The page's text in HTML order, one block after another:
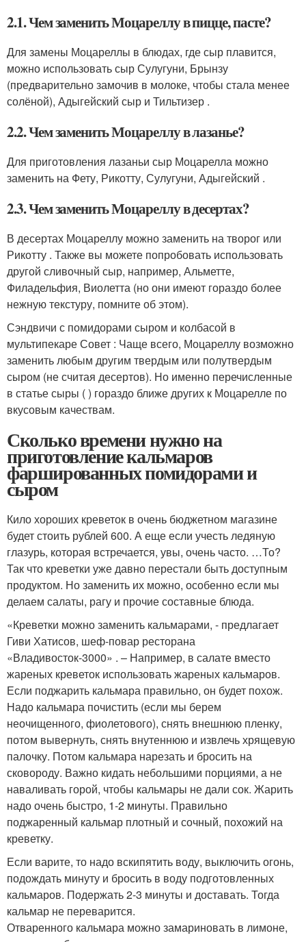
2.1. Чем заменить Моцареллу в пицце, пасте?
Для замены Моцареллы в блюдах, где сыр плавится,
можно использовать сыр Сулугуни, Брынзу
(предварительно замочив в молоке, чтобы стала менее
солёной), Адыгейский сыр и Тильтизер .
2.2. Чем заменить Моцареллу в лазанье?
Для приготовления лазаньи сыр Моцарелла можно
заменить на Фету, Рикотту, Сулугуни, Адыгейский .
2.3. Чем заменить Моцареллу в десертах?
В десертах Моцареллу можно заменить на творог или
Рикотту . Также вы можете попробовать использовать
другой сливочный сыр, например, Альметте,
Филадельфия, Виолетта (но они имеют гораздо более
нежную текстуру, помните об этом).
Сэндвичи с помидорами сыром и колбасой в
мультипекаре Совет : Чаще всего, Моцареллу возможно
заменить любым другим твердым или полутвердым
сыром (не считая десертов). Но именно перечисленные
в статье сыры ( ) гораздо ближе других к Моцарелле по
вкусовым качествам.
Сколько времени нужно на
приготовление кальмаров
фаршированных помидорами и
сыром
Кило хороших креветок в очень бюджетном магазине
будет стоить рублей 600. А еще если учесть ледяную
глазурь, которая встречается, увы, очень часто. …То?
Так что креветки уже давно перестали быть доступным
продуктом. Но заменить их можно, особенно если мы
делаем салаты, рагу и прочие составные блюда.
«Креветки можно заменить кальмарами, - предлагает
Гиви Хатисов, шеф-повар ресторана
«Владивосток-3000» . – Например, в салате вместо
жареных креветок использовать жареных кальмаров.
Если поджарить кальмара правильно, он будет похож.
Надо кальмара почистить (если мы берем
неочищенного, фиолетового), снять внешнюю пленку,
потом вывернуть, снять внутеннюю и извлечь хрящевую
палочку. Потом кальмара нарезать и бросить на
сковороду. Важно кидать небольшими порциями, а не
наваливать горой, чтобы кальмары не дали сок. Жарить
надо очень быстро, 1-2 минуты. Правильно
поджаренный кальмар плотный и сочный, похожий на
креветку.
Если варите, то надо вскипятить воду, выключить огонь,
подождать минуту и бросить в воду подготовленных
кальмаров. Подержать 2-3 минуты и доставать. Тогда
кальмар не переварится.
Отваренного кальмара можно замариновать в лимоне,